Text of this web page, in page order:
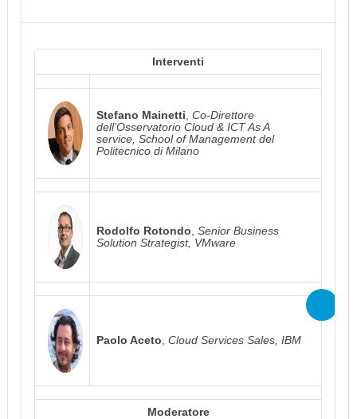
Interventi
Stefano Mainetti ,Co-Direttore
dell’Osservatorio Cloud & ICT As A
service, School of Management del
Politecnico di Milano
Rodolfo Rotondo ,Senior Business
Solution Strategist, VMware
Paolo Aceto ,Cloud Services Sales, IBM
Moderatore